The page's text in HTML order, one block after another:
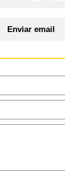
Enviar email